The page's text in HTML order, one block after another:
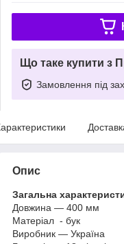
Що таке купити з
Замовлення під
Опис
Загальна
Довжина — 400 мм
Матеріал - бук
Виробник — Україна